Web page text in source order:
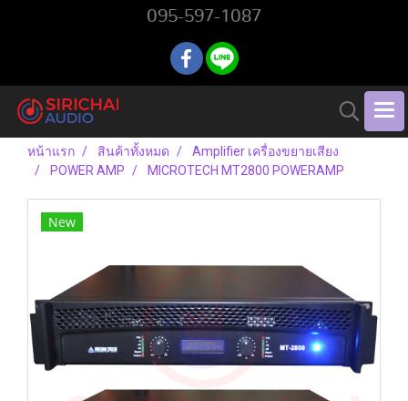
095-597-1087
หน้าแรก สินค้าทั้งหมด
Amplifier เครื่องขยายเสียง
POWER AMP
MICROTECH MT2800 POWERAMP
New